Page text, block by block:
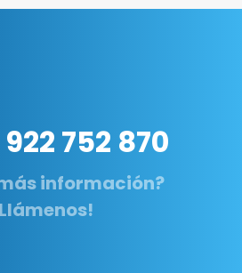
752 870
información?